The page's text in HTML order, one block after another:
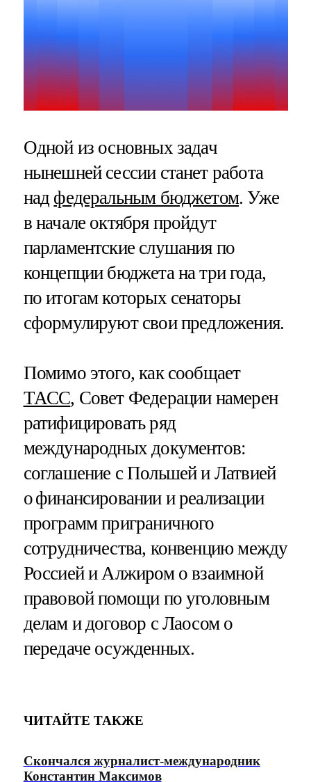
Одной из основных задач
нынешней сессии станет работа
над федеральным бюджетом. Уже
в начале октября пройдут
парламентские слушания по
концепции бюджета на три года,
по итогам которых сенаторы
сформулируют свои предложения.
Помимо этого, как сообщает
ТАСС, Совет Федерации намерен
ратифицировать ряд
международных документов:
соглашение с Польшей и Латвией
о финансировании и реализации
программ приграничного
сотрудничества, конвенцию между
Россией и Алжиром о взаимной
правовой помощи по уголовным
делам и договор с Лаосом о
передаче осужденных.
ЧИТАЙТЕ ТАКЖЕ
Скончался журналист-международник
Константин Максимов